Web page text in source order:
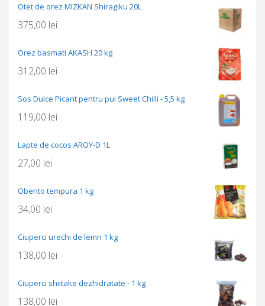
Otet de orez MIZKAN Shiragiku 20L
375,00 lei
Orez basmati AKASH 20 kg
312,00 lei
Sos Dulce Picant pentru pui Sweet Chilli - 5,5 kg
119,00 lei
Lapte de cocos AROY-D 1L
27,00 lei
Obento tempura 1 kg
34,00 lei
Ciuperci urechi de lemn 1 kg
138,00 lei
Ciuperci shiitake dezhidratate - 1 kg
138,00 lei